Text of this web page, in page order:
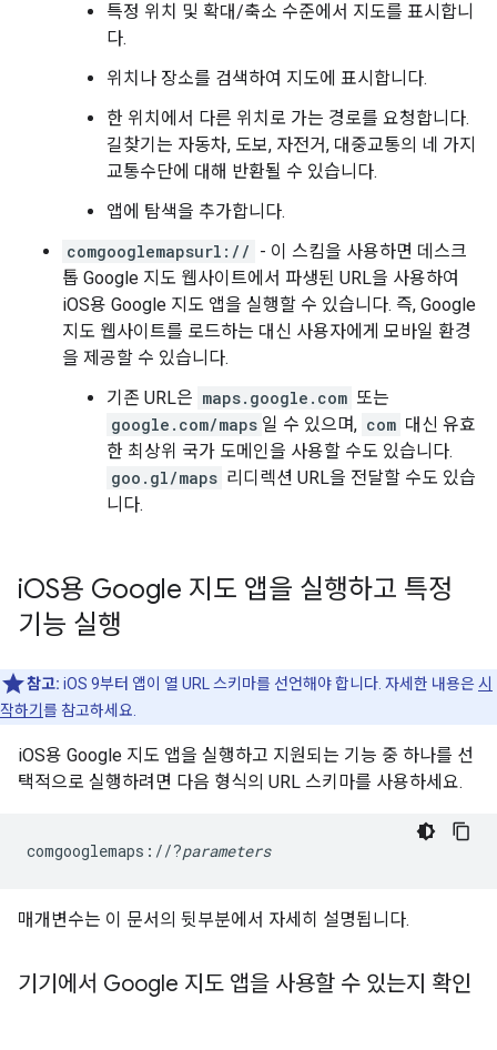
특정 위치 및 확대/축소 수준에서 지도를 표시합니
다.
위치나 장소를 검색하여 지도에 표시합니다.
한 위치에서 다른 위치로 가는 경로를 요청합니다.
길찾기는 자동차, 도보, 자전거, 대중교통의 네 가지
교통수단에 대해 반환될 수 있습니다.
앱에 탐색을 추가합니다.
comgooglemapsurl:// - 이 스킴을 사용하면 데스크
톱 Google 지도 웹사이트에서 파생된 URL을 사용하여
iOS용 Google 지도 앱을 실행할 수 있습니다. 즉, Google
지도 웹사이트를 로드하는 대신 사용자에게 모바일 환경
을 제공할 수 있습니다.
기존 URL은 maps.google.com 또는
google.com/maps 일 수 있으며, com 대신 유효
한 최상위 국가 도메인을 사용할 수도 있습니다.
goo.gl/maps 리디렉션 URL을 전달할 수도 있습
니다.
iOS용 Google 지도 앱을 실행하고 특정
기능 실행
참고: iOS 9부터 앱이 열 URL 스키마를 선언해야 합니다. 자세한 내용은시
작하기 를 참고하세요.
iOS용 Google 지도 앱을 실행하고 지원되는 기능 중 하나를 선
택적으로 실행하려면 다음 형식의 URL 스키마를 사용하세요.
comgooglemaps://?parameters
매개변수는 이 문서의 뒷부분에서 자세히 설명됩니다.
기기에서 Google 지도 앱을 사용할 수 있는지 확인